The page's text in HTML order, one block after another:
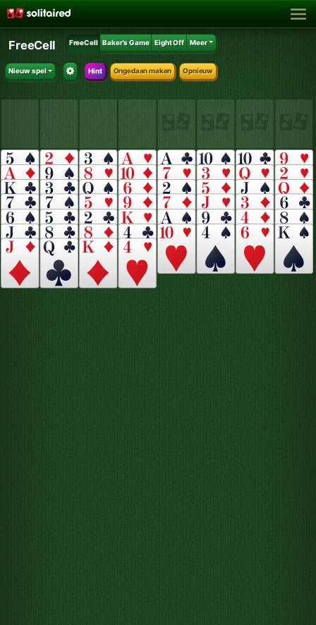
FreeCell FreeCell Baker's Game Eight Off Meer
Nieuw spel Hint Ongedaan maken Opnieuw